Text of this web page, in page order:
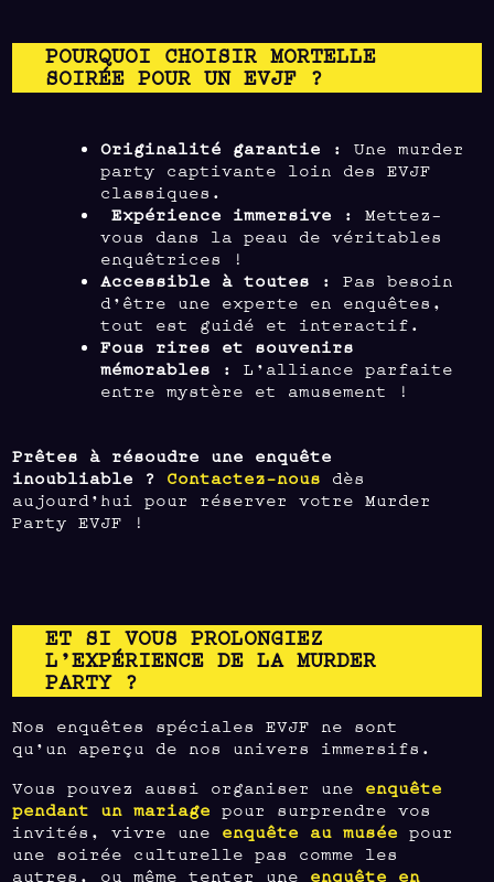
POURQUOI CHOISIR MORTELLE
SOIRÉE POUR UN EVJF ?
Originalité garantie : Une murder
party captivante loin des EVJF
classiques.
Expérience immersive : Mettez-
vous dans la peau de véritables
enquêtrices !
Accessible à toutes : Pas besoin
d’être une experte en enquêtes,
tout est guidé et interactif.
Fous rires et souvenirs
mémorables : L’alliance parfaite
entre mystère et amusement !
Prêtes à résoudre une enquête
inoubliable ? Contactez-nous dès
aujourd’hui pour réserver votre Murder
Party EVJF !
ET SI VOUS PROLONGIEZ
L’EXPÉRIENCE DE LA MURDER
PARTY ?
Nos enquêtes spéciales EVJF ne sont
qu’un aperçu de nos univers immersifs.
Vous pouvez aussi organiser une enquête
pendant un mariage pour surprendre vos
invités, vivre une enquête au musée pour
une soirée culturelle pas comme les
autres, ou même tenter une enquête en